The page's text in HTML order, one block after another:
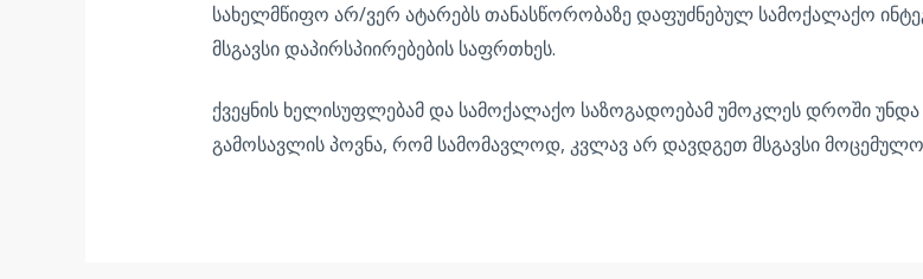
სახელმწიფო არ/ვერ ატარებს თანასწორობაზე დაფუძნებულ სამოქალაქო
მსგავსი დაპირსპიირებების საფრთხეს.
ქვეყნის ხელისუფლებამ და სამოქალაქო საზოგადოებამ უმოკლეს დროში
გამოსავლის პოვნა, რომ სამომავლოდ, კვლავ არ დავდგეთ მსგავსი